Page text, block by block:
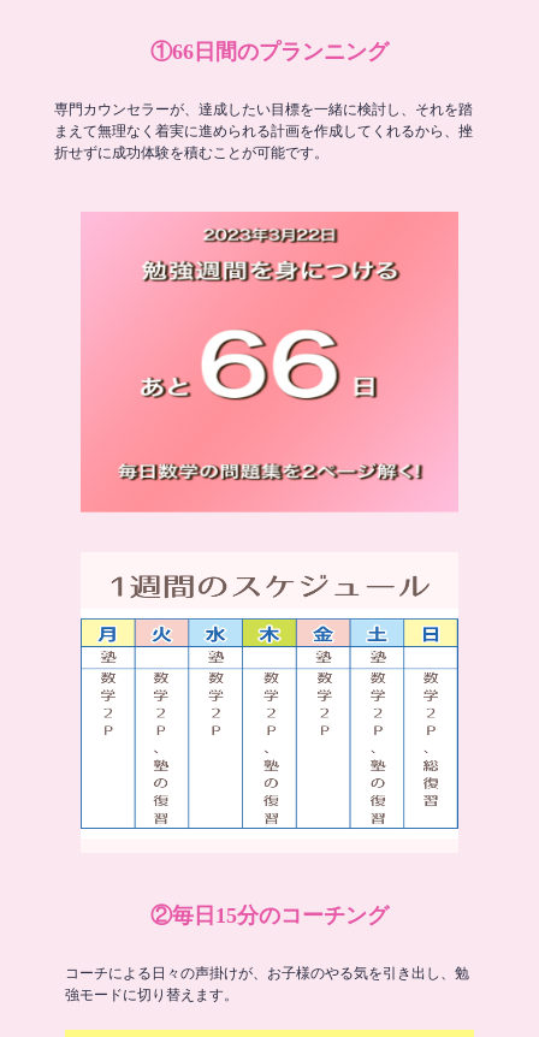
①66日間のプランニング
専門カウンセラーが、達成したい目標を一緒に検討し、それを踏
まえて無理なく着実に進められる計画を作成してくれるから、挫
折せずに成功体験を積むことが可能です。
②毎日15分のコーチング
コーチによる日々の声掛けが、お子様のやる気を引き出し、勉
強モードに切り替えます。